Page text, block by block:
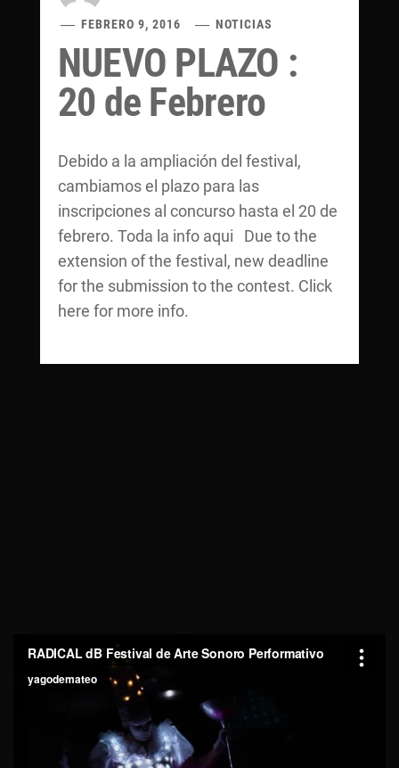
FEBRERO 9, 2016 NOTICIAS
NUEVO PLAZO :
20 de Febrero
Debido a la ampliación del festival,
cambiamos el plazo para las
inscripciones al concurso hasta el 20 de
febrero. Toda la info aqui Due to the
extension of the festival, new deadline
for the submission to the contest. Click
here for more info.